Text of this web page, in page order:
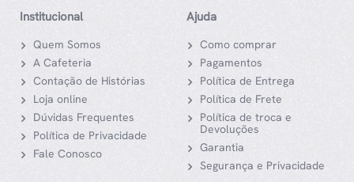
Institucional
Quem Somos
A Cafeteria
Contação de Histórias
Loja online
Dúvidas Frequentes
Política de Privacidade
Fale Conosco
Ajuda
Como comprar
Pagamentos
Política de Entrega
Política de Frete
Política de troca e
Devoluções
Garantia
Segurança e Privacidade